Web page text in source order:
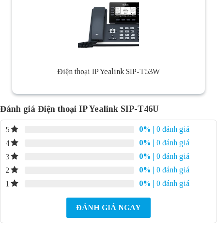
Điện thoại IP Yealink SIP-T53W
Đánh giá Điện thoại IP Yealink SIP-T46U
5 0%
| 0 đánh giá
4
0%
| 0 đánh giá
3
0%
| 0 đánh giá
2
0%
| 0 đánh giá
1
0% | 0 đánh giá
ĐÁNH GIÁ NGAY